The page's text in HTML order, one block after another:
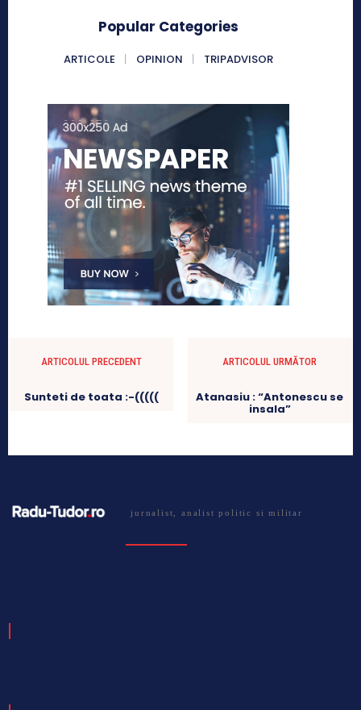
Popular Categories
ARTICOLE OPINION TRIPADVISOR
ARTICOLUL PRECEDENT
Sunteti de toata :-(((((
ARTICOLUL URMĂTOR
Atanasiu : “Antonescu se
insala”
jurnalist, analist politic si militar